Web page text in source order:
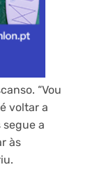
“Vou
voltar a
a
às